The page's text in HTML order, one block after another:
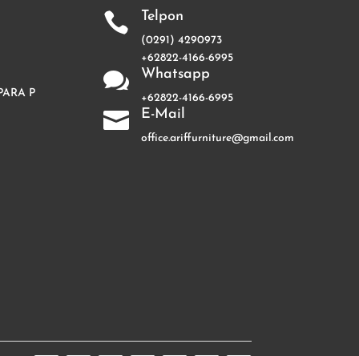
P
 Telpon
(0291) 4290973
+62822-4166-6995
 Whatsapp
+62822-4166-6995
 E-Mail
office.ariffurniture@gmail.com